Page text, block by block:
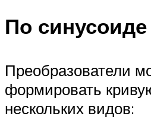
По синусоиде
Преобразователи
формировать
нескольких видов: